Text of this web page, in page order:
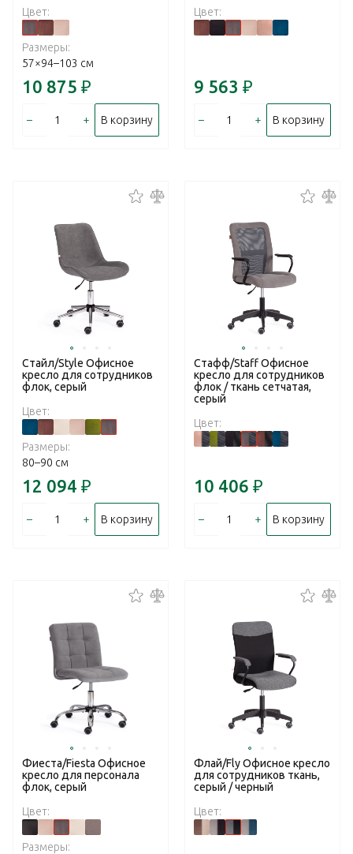
Цвет:
Размеры:
57×94–103 см
10 875 ₽
– + В корзину
Цвет:
9 563 ₽
– + В корзину
Стайл/Style Офисное
кресло для сотрудников
флок, серый
Цвет:
Размеры:
80–90 см
12 094 ₽
– + В корзину
Стафф/Staff Офисное
кресло для сотрудников
флок / ткань сетчатая,
серый
Цвет:
10 406 ₽
– + В корзину
Фиеста/Fiesta Офисное
кресло для персонала
флок, серый
Цвет:
Размеры:
Флай/Fly Офисное кресло
для сотрудников ткань,
серый / черный
Цвет: